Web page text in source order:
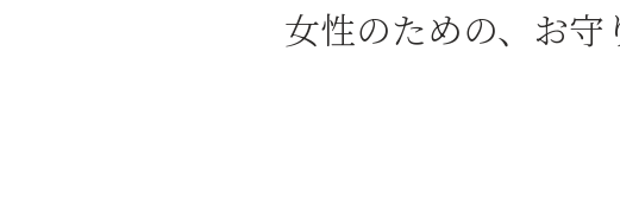
女性のための、お